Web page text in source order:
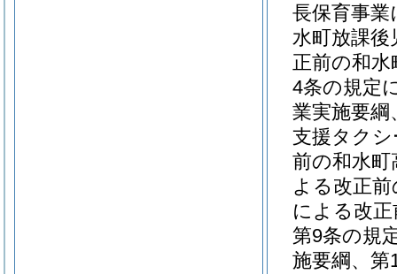
長保育事
水町放課後
正前の和水
4条の規定
業実施要綱
支援タク
前の和水町
よる改正
による改
第9条の規
施要綱、第